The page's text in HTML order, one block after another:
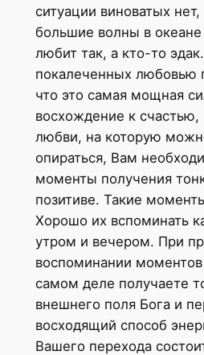
ситуации виноватых
большие волны в
любит так, а кто-то
покалеченных любовью
что это самая мощная
восхождение к счастью,
любви, на которую
опираться, Вам
моменты получения
позитиве. Такие
Хорошо их вспоминать
утром и вечером. При
воспоминании
самом деле получаете
внешнего поля Бога и
восходящий способ
Вашего перехода